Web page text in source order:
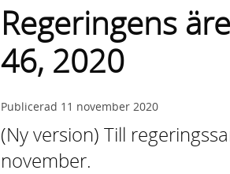
Regeringens
46, 2020
Publicerad 11 november 2020
(Ny version) Till
november.